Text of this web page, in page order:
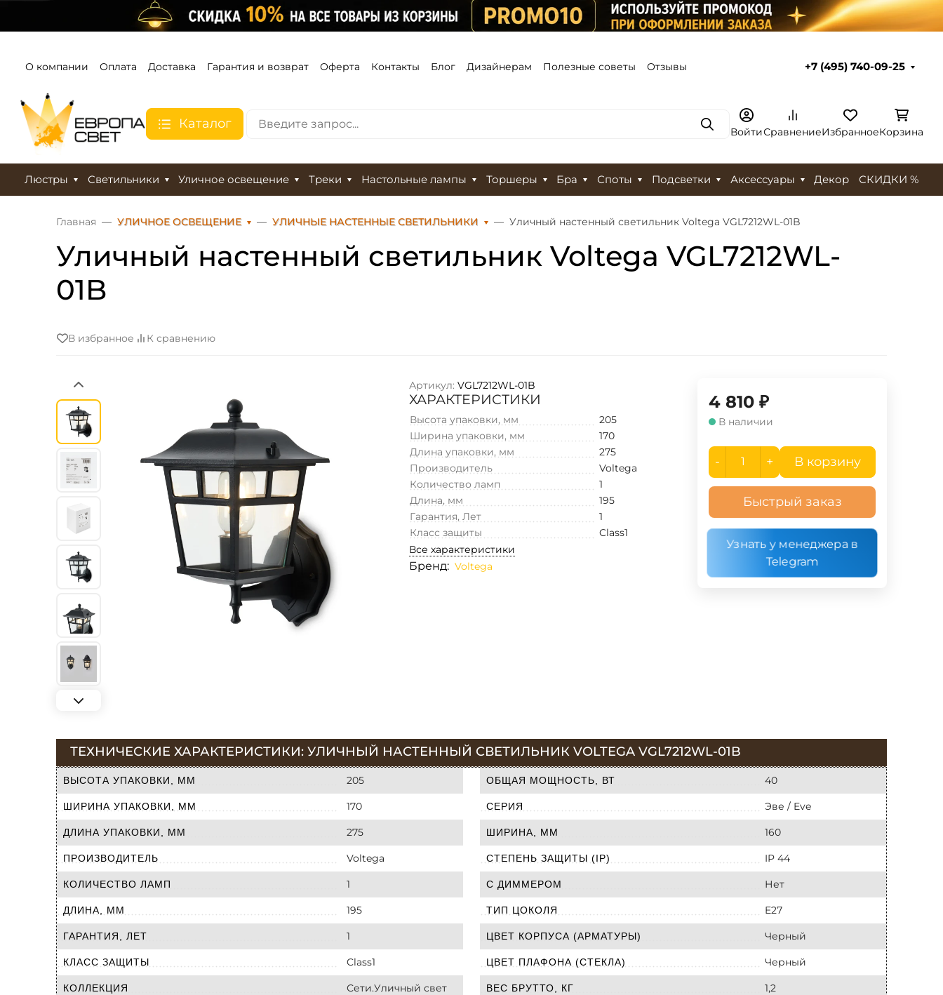
О компании Оплата Доставка Гарантия и возврат Оферта Контакты Блог Дизайнерам Полезные советы Отзывы +7 (495) 740-09-25
Каталог ПоискВойтиСравнениеИзбранноеКорзина
Люстры Светильники Уличное освещение Треки Настольные лампы Торшеры Бра Споты Подсветки Аксессуары Декор СКИДКИ %
Главная УЛИЧНОЕ ОСВЕЩЕНИЕ УЛИЧНЫЕ НАСТЕННЫЕ СВЕТИЛЬНИКИ Уличный настенный светильник Voltega VGL7212WL-01B
Уличный настенный светильник Voltega VGL7212WL-
01B
В избранное К сравнению
Артикул: VGL7212WL-01B
ХАРАКТЕРИСТИКИ
Высота упаковки, мм
205
Ширина упаковки, мм
170
Длина упаковки, мм
275
Производитель
Voltega
Количество ламп
1
Длина, мм
195
Гарантия, Лет
1
Класс защиты
Class1
Все характеристики
Бренд: Voltega
4 810 ₽
В наличии
- + В корзину
Быстрый заказ
Узнать у менеджера в
Telegram
ТЕХНИЧЕСКИЕ ХАРАКТЕРИСТИКИ: УЛИЧНЫЙ НАСТЕННЫЙ СВЕТИЛЬНИК VOLTEGA VGL7212WL-01B
ВЫСОТА УПАКОВКИ, ММ 205
ШИРИНА УПАКОВКИ, ММ 170
ДЛИНА УПАКОВКИ, ММ 275
ПРОИЗВОДИТЕЛЬ Voltega
КОЛИЧЕСТВО ЛАМП 1
ДЛИНА, ММ 195
ГАРАНТИЯ, ЛЕТ 1
КЛАСС ЗАЩИТЫ Class1
КОЛЛЕКЦИЯ Сети.Уличный свет
ОБЩАЯ МОЩНОСТЬ, ВТ 40
СЕРИЯ Эве / Eve
ШИРИНА, ММ 160
СТЕПЕНЬ ЗАЩИТЫ (IP) IP 44
С ДИММЕРОМ Нет
ТИП ЦОКОЛЯ E27
ЦВЕТ КОРПУСА (АРМАТУРЫ) Черный
ЦВЕТ ПЛАФОНА (СТЕКЛА) Черный
ВЕС БРУТТО, КГ 1,2